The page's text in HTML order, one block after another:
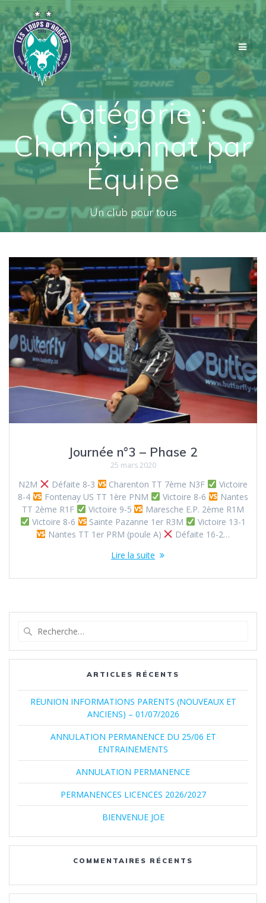
Passer
au
contenu
Catégorie :
Championnat par
Équipe
Un club pour tous
Journée n°3 – Phase 2
25 mars 2020
N2M Défaite 8-3 Charenton TT 7ème N3F
Victoire
8-4
Fontenay US TT 1ère PNM Victoire 8-6
Nantes
TT 2ème R1F
Victoire 9-5
Maresche E.P. 2ème R1M
Victoire 8-6
Sainte Pazanne 1er R3M
Victoire 13-1
Nantes TT 1er PRM (poule A)
Défaite 16-2…
Lire la suite
:
ARTICLES RÉCENTS
REUNION INFORMATIONS PARENTS (NOUVEAUX ET
ANCIENS) – 01/07/2026
ANNULATION PERMANENCE DU 25/06 ET
ENTRAINEMENTS
ANNULATION PERMANENCE
PERMANENCES LICENCES 2026/2027
BIENVENUE JOE
COMMENTAIRES RÉCENTS